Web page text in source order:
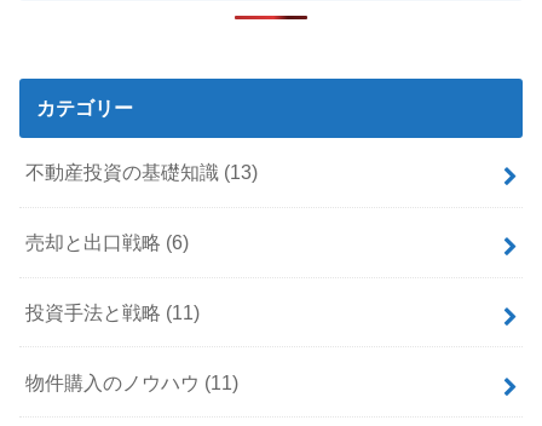
カテゴリー
不動産投資の基礎知識 (13)
売却と出口戦略 (6)
投資手法と戦略 (11)
物件購入のノウハウ (11)